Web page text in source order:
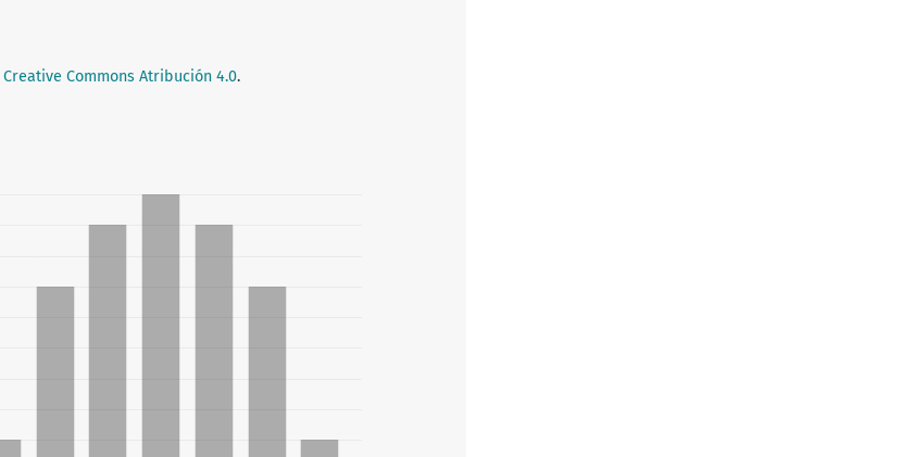
Creative Commons Atribución 4.0.